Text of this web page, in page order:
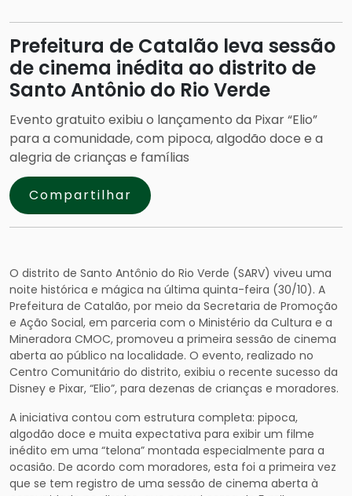
Prefeitura de Catalão leva sessão
de cinema inédita ao distrito de
Santo Antônio do Rio Verde
Evento gratuito exibiu o lançamento da Pixar “Elio”
para a comunidade, com pipoca, algodão doce e a
alegria de crianças e famílias
Compartilhar
O distrito de Santo Antônio do Rio Verde (SARV) viveu uma
noite histórica e mágica na última quinta-feira (30/10). A
Prefeitura de Catalão, por meio da Secretaria de Promoção
e Ação Social, em parceria com o Ministério da Cultura e a
Mineradora CMOC, promoveu a primeira sessão de cinema
aberta ao público na localidade. O evento, realizado no
Centro Comunitário do distrito, exibiu o recente sucesso da
Disney e Pixar, “Elio”, para dezenas de crianças e moradores.
A iniciativa contou com estrutura completa: pipoca,
algodão doce e muita expectativa para exibir um filme
inédito em uma “telona” montada especialmente para a
ocasião. De acordo com moradores, esta foi a primeira vez
que se tem registro de uma sessão de cinema aberta à